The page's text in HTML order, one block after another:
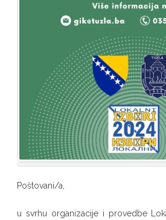
Poštovani/a,
u svrhu organizacije i provedbe